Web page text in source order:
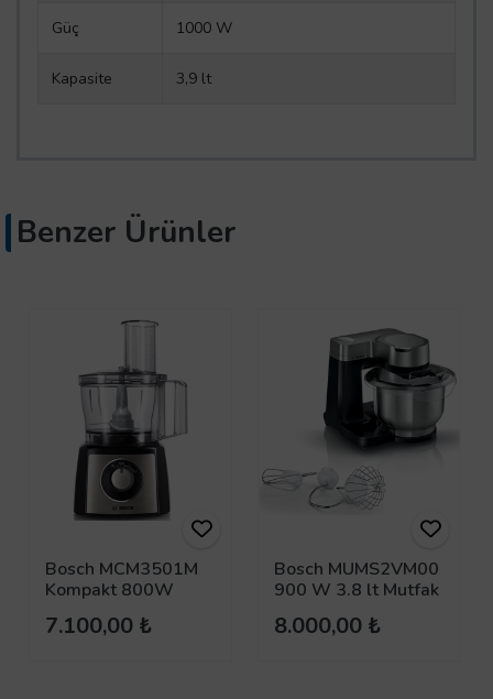
Güç 1000 W
Kapasite 3,9 lt
Benzer Ürünler
Bosch MCM3501M
Kompakt 800W
7.100,00 ₺
Bosch MUMS2VM00
900 W 3.8 lt Mutfak
8.000,00 ₺